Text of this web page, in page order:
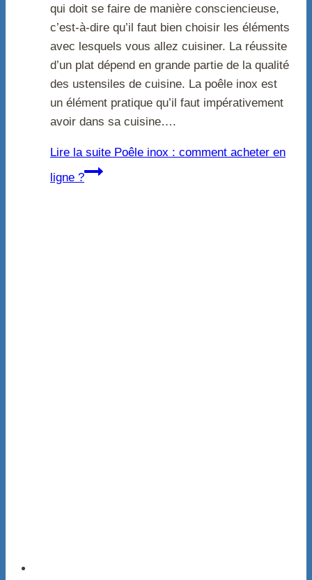
qui doit se faire de manière consciencieuse,
c’est-à-dire qu’il faut bien choisir les éléments
avec lesquels vous allez cuisiner. La réussite
d’un plat dépend en grande partie de la qualité
des ustensiles de cuisine. La poêle inox est
un élément pratique qu’il faut impérativement
avoir dans sa cuisine….
Lire la suite Poêle inox : comment acheter en
ligne ?